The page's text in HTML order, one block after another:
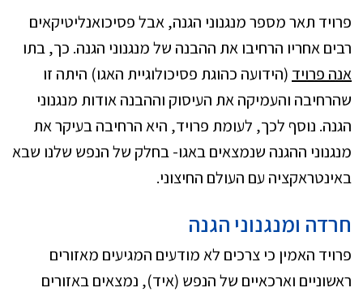
פרויד תאר מספר מנגנוני הגנה, אבל פסיכואנליטיקאים
רבים אחריו הרחיבו את ההבנה של מנגנוני הגנה. כך, בתו
אנה פרויד (הידועה כהוגת פסיכולוגיית האגו) היתה זו
שהרחיבה והעמיקה את העיסוק וההבנה אודות מנגנוני
הגנה. נוסף לכך, לעומת פרויד, היא הרחיבה בעיקר את
מנגנוני ההגנה שנמצאים באגו- בחלק של הנפש שלנו שבא
באינטראקציה עם העולם החיצוני.
חרדה ומנגנוני הגנה
פרויד האמין כי צרכים לא מודעים המגיעים מאזורים
ראשוניים וארכאיים של הנפש (איד), נמצאים באזורים